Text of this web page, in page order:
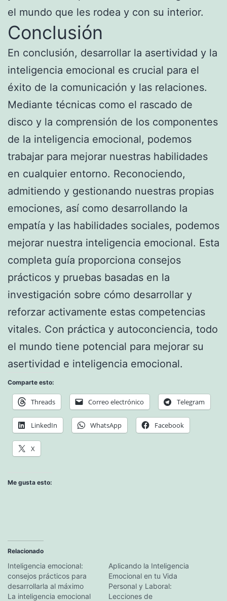
el mundo que les rodea y con su interior.
Conclusión
En conclusión, desarrollar la asertividad y la
inteligencia emocional es crucial para el
éxito de la comunicación y las relaciones.
Mediante técnicas como el rascado de
disco y la comprensión de los componentes
de la inteligencia emocional, podemos
trabajar para mejorar nuestras habilidades
en cualquier entorno. Reconociendo,
admitiendo y gestionando nuestras propias
emociones, así como desarrollando la
empatía y las habilidades sociales, podemos
mejorar nuestra inteligencia emocional. Esta
completa guía proporciona consejos
prácticos y pruebas basadas en la
investigación sobre cómo desarrollar y
reforzar activamente estas competencias
vitales. Con práctica y autoconciencia, todo
el mundo tiene potencial para mejorar su
asertividad e inteligencia emocional.
Comparte esto:
Threads Correo electrónico Telegram
LinkedIn WhatsApp Facebook
X
Me gusta esto:
Relacionado
Inteligencia emocional:
consejos prácticos para
desarrollarla al máximo
La inteligencia emocional
Aplicando la Inteligencia
Emocional en tu Vida
Personal y Laboral:
Lecciones de